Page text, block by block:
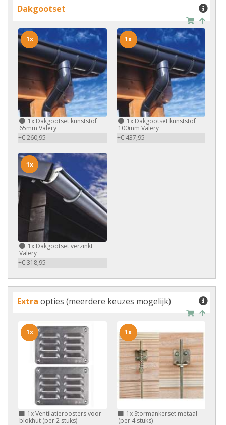
Dakgootset
1x Dakgootset kunststof
65mm Valery
+€ 260,95
1x
1xDakgootset kunststof
100mm Valery
+€ 437,95
1x
1x Dakgootset verzinkt
Valery
+€ 318,95
1x
Extra opties (meerdere keuzes mogelijk)
1xVentilatieroosters voor
blokhut (per 2 stuks)
1x
1xStormankerset metaal
(per 4 stuks)
1x